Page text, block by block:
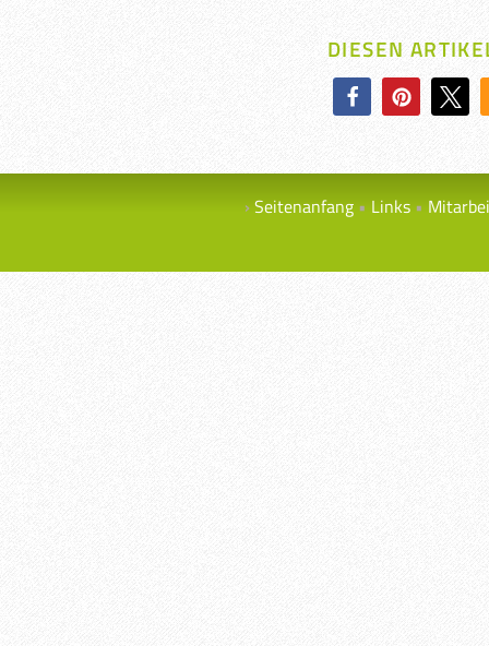
DIESEN
Seitenanfang Links